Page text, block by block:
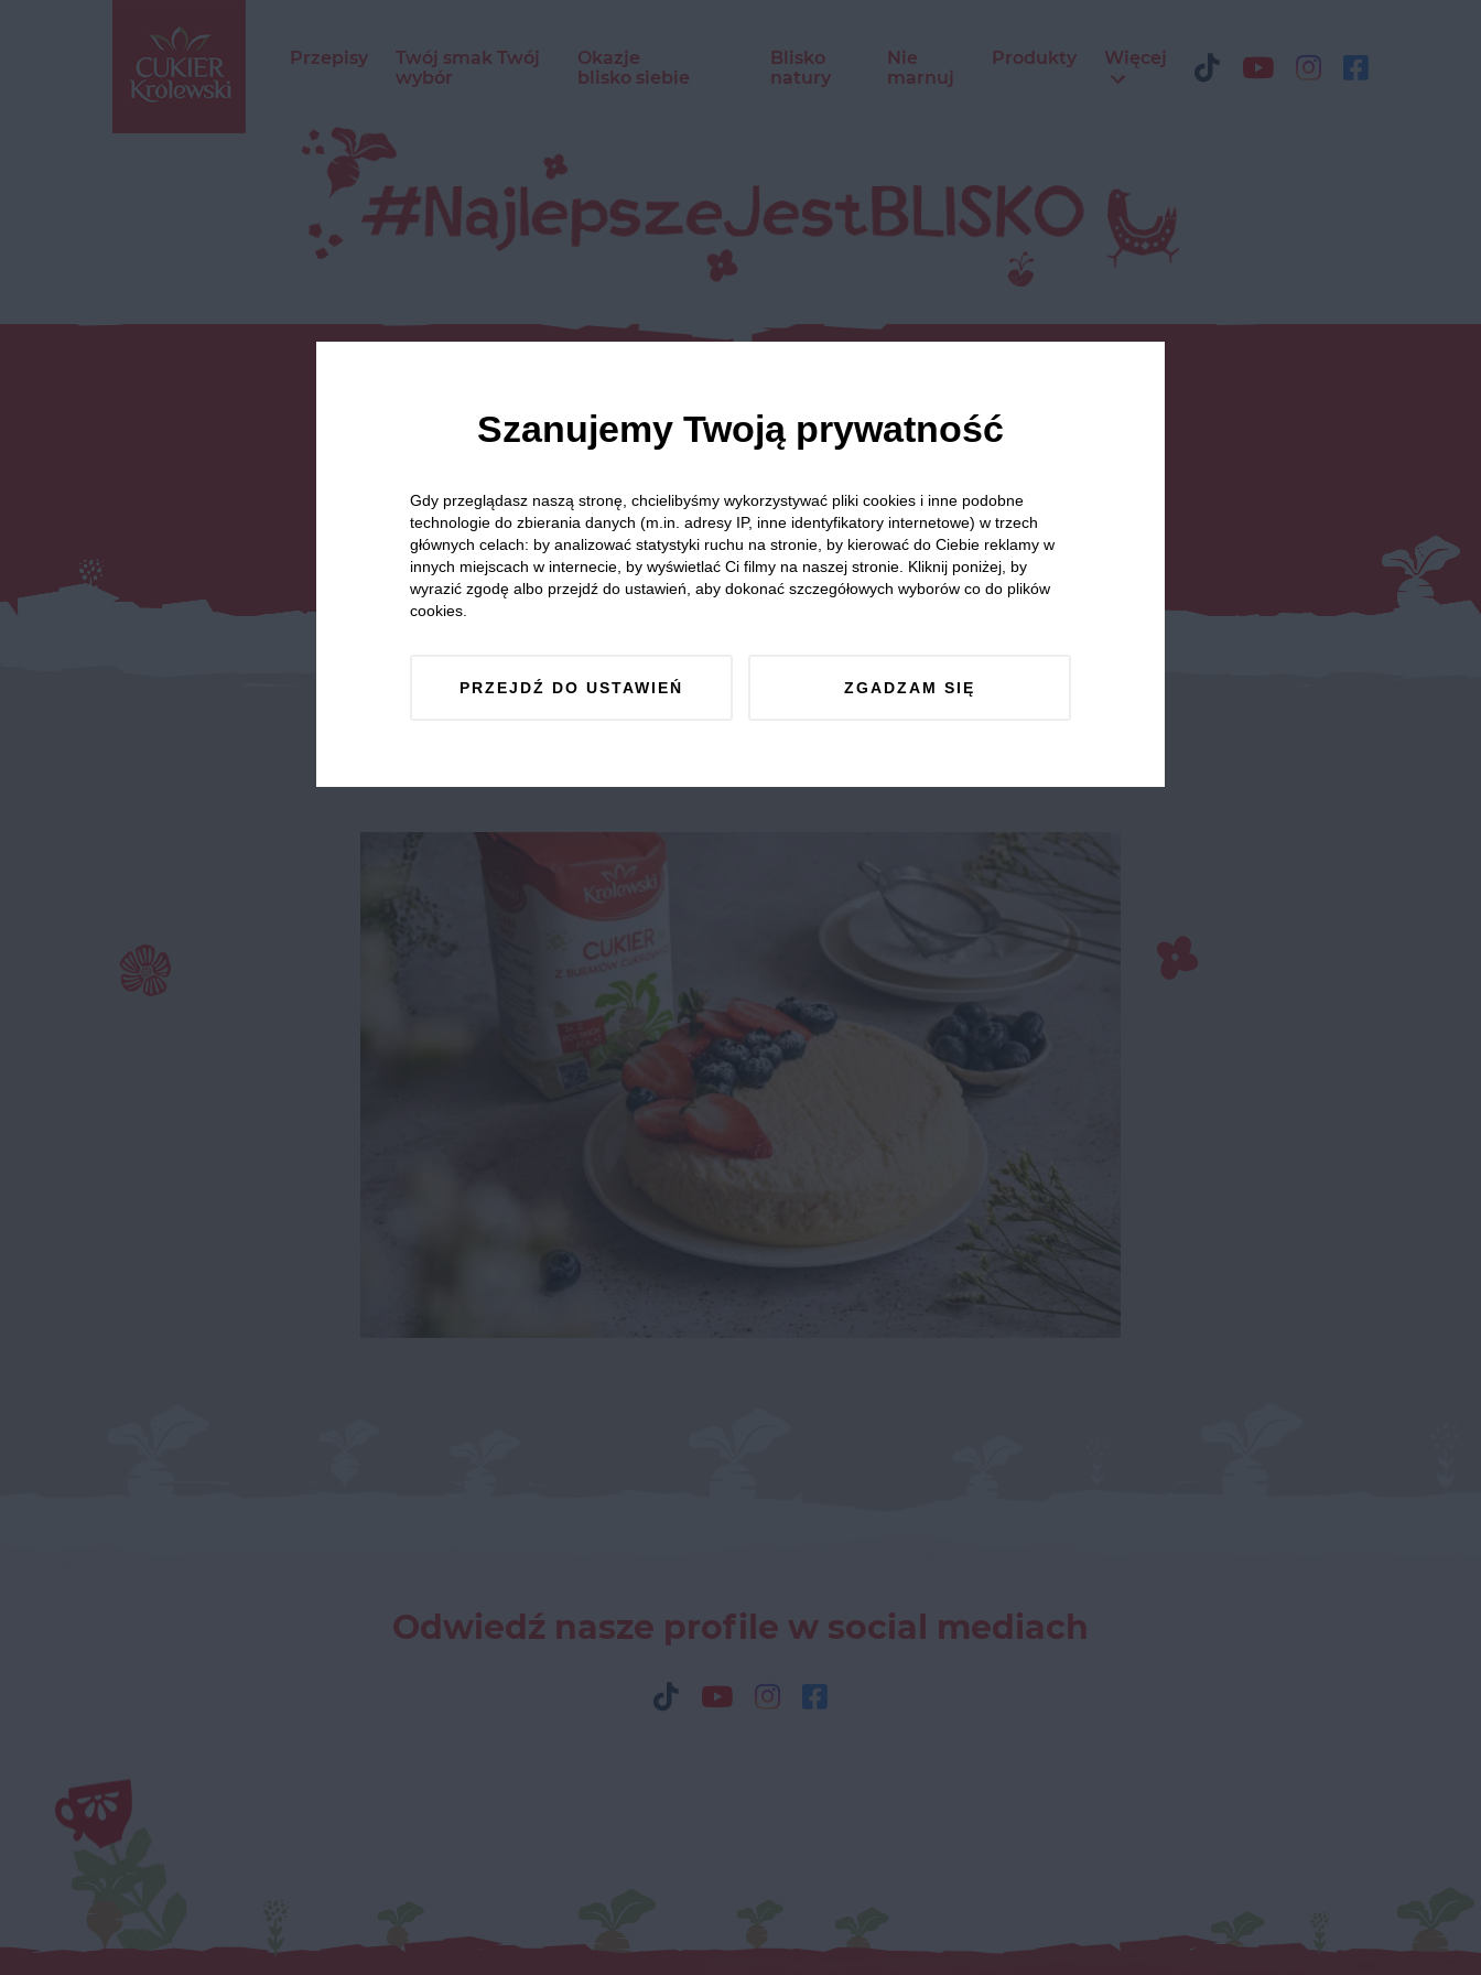
Przepisy
Twój smak Twój
wybór
Okazje
blisko siebie
Blisko
natury
Nie
marnuj
Produkty Więcej
naglowek
Odwiedź nasze profile w social mediach
Szanujemy Twoją prywatność
Gdy przeglądasz naszą stronę, chcielibyśmy wykorzystywać pliki cookies i inne podobne
technologie do zbierania danych (m.in. adresy IP, inne identyfikatory internetowe) w trzech
głównych celach: by analizować statystyki ruchu na stronie, by kierować do Ciebie reklamy w
innych miejscach w internecie, by wyświetlać Ci filmy na naszej stronie. Kliknij poniżej, by
wyrazić zgodę albo przejdź do ustawień, aby dokonać szczegółowych wyborów co do plików
cookies.
PRZEJDŹ DO USTAWIEŃ ZGADZAM SIĘ